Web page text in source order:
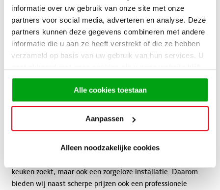
informatie over uw gebruik van onze site met onze
partners voor social media, adverteren en analyse. Deze
partners kunnen deze gegevens combineren met andere
informatie die u aan ze heeft verstrekt of die ze hebben
verzameld op basis van uw gebruik van hun services. U
gebruiken.
Alle cookies toestaan
Aanpassen
Alleen noodzakelijke cookies
Keukens van KeukenHal
met montage
keuken zoekt, maar ook een zorgeloze installatie. Daarom
bieden wij naast scherpe prijzen ook een professionele